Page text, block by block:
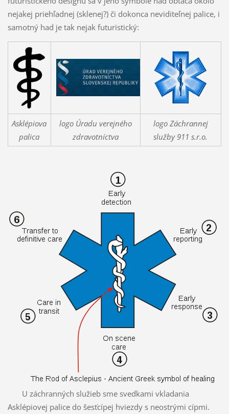
nejakej priehľadnej (sklenej?) či dokonca neviditeľnej palice, i
samotný had je tak nejak futuristický:
Asklépiova
palica
logo Úradu verejného
zdravotníctva
logo Záchrannej
služby 911 s.r.o.
U záchranných služieb sme svedkami vkladania
Asklépiovej palice do šesťcípej hviezdy s neostrými cípmi.